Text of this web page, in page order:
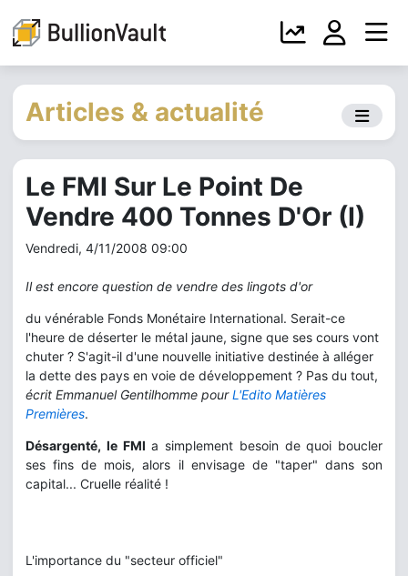
Articles & actualité
Le FMI Sur Le Point De
Vendre 400 Tonnes D'Or (I)
Vendredi, 4/11/2008 09:00
Il est encore question de vendre des lingots d'or
du vénérable Fonds Monétaire International. Serait-ce
l'heure de déserter le métal jaune, signe que ses cours vont
chuter ? S'agit-il d'une nouvelle initiative destinée à alléger
la dette des pays en voie de développement ? Pas du tout,
écrit Emmanuel Gentilhomme pourL'Edito Matières
Premières.
Désargenté, le FMI a simplement besoin de quoi boucler
ses fins de mois, alors il envisage de "taper" dans son
capital... Cruelle réalité !
L'importance du "secteur officiel"